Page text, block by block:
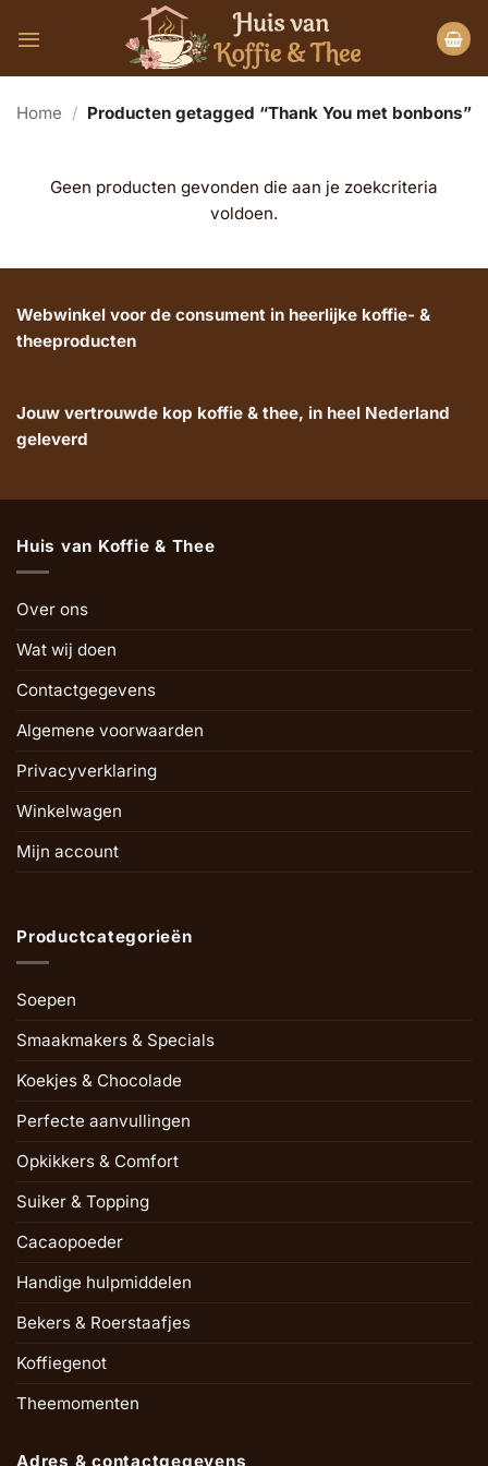
naar
Home / Producten getagged “Thank You met bonbons”
Geen producten gevonden die aan je zoekcriteria
voldoen.
Webwinkel voor de consument in heerlijke koffie- &
theeproducten
Jouw vertrouwde kop koffie & thee, in heel Nederland
geleverd
Huis van Koffie & Thee
Over ons
Wat wij doen
Contactgegevens
Algemene voorwaarden
Privacyverklaring
Winkelwagen
Mijn account
Productcategorieën
Soepen
Smaakmakers & Specials
Koekjes & Chocolade
Perfecte aanvullingen
Opkikkers & Comfort
Suiker & Topping
Cacaopoeder
Handige hulpmiddelen
Bekers & Roerstaafjes
Koffiegenot
Theemomenten
Adres & contactgegevens